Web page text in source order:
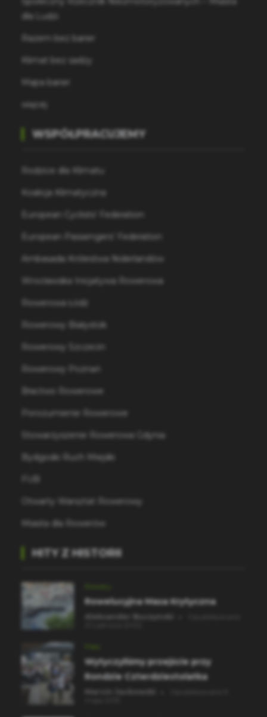
dla Ludzi
Razem bez barier
Klimat bez sadzy
Mapa barier
więcej
WSPÓŁPRACUJEMY
Rodzice dla Klimatu
Koalicja Klimatyczna
European Cyclists’ Federation
European Passengers’ Federation
Ambasada Królestwa Niderlandów
Wrocławska Inicjatywa Rowerowa
Rowerowa Łódź
Rowerowy Białystok
Rowerowy Szczecin
Rowerowy Poznań
Bractwo Rowerowe
Porozumienie Rowerowe
Stowarzyszenie Rowerowa Gdynia
Bydgoski Ruch Miejski
Otwarty Warsztat Rowerowy
Miasta dla Rowerów
HITY Z HISTORII
Rowelucyjna Masa Krytyczna
Wytyczyliśmy przejście przy
Rondzie Czterdziestolatka